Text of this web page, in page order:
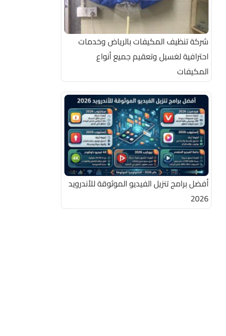
شركة تنظيف المكيفات بالرياض وخدمات
احترافية لغسيل وتعقيم جميع أنواع
المكيفات
أفضل برامج تنزيل الفيديو الموثوقة للأندرويد
2026